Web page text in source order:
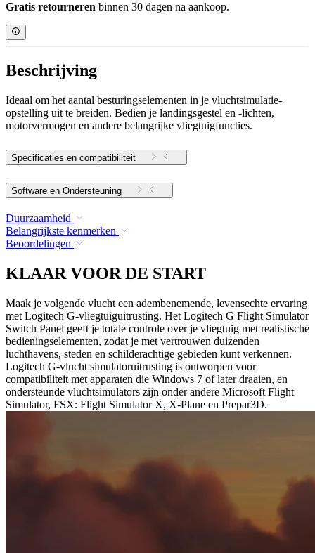
Gratis retourneren binnen 30 dagen na aankoop.
Beschrijving
Ideaal om het aantal besturingselementen in je vluchtsimulatie-
opstelling uit te breiden. Bedien je landingsgestel en -lichten,
motorvermogen en andere belangrijke vliegtuigfuncties.
Specificaties en compatibiliteit
Software en Ondersteuning
Duurzaamheid
Belangrijkste kenmerken
Beoordelingen
KLAAR VOOR DE START
Maak je volgende vlucht een adembenemende, levensechte ervaring
met Logitech G-vliegtuiguitrusting. Het Logitech G Flight Simulator
Switch Panel geeft je totale controle over je vliegtuig met realistische
bedieningselementen, zodat je met vertrouwen duizenden
luchthavens, steden en schilderachtige gebieden kunt verkennen.
Logitech G-vlucht simulatoruitrusting is ontworpen voor
compatibiliteit met apparaten die Windows 7 of later draaien, en
ondersteunde vluchtsimulators zijn onder andere Microsoft Flight
Simulator, FSX: Flight Simulator X, X-Plane en Prepar3D.